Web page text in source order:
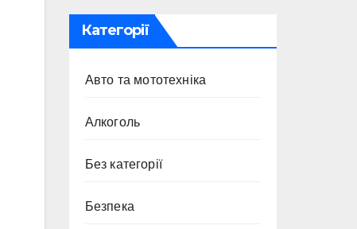
Категорії
Авто та мототехніка
Алкоголь
Без категорії
Безпека